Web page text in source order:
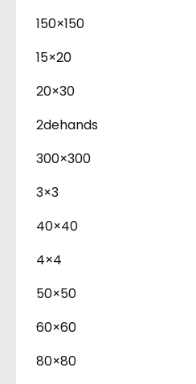
150×150
15×20
20×30
2dehands
300×300
3×3
40×40
4×4
50×50
60×60
80×80